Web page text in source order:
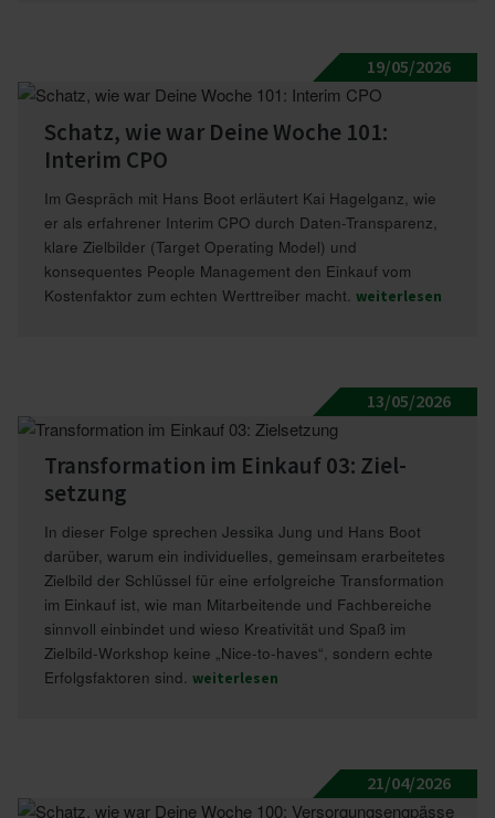
19/05/2026
Schatz, wie war Deine Woche 101:
Interim CPO
Im Gespräch mit Hans Boot erläutert Kai Hagelganz, wie
er als erfahrener Interim CPO durch Daten-Transparenz,
klare Zielbilder (Target Operating Model) und
konsequentes People Management den Einkauf vom
Kostenfaktor zum echten Werttreiber macht. weiterlesen
13/05/2026
Trans­for­mation im Einkauf 03: Ziel­
setzung
In dieser Folge sprechen Jessika Jung und Hans Boot
darüber, warum ein individuelles, gemeinsam erarbeitetes
Zielbild der Schlüssel für eine erfolgreiche Transformation
im Einkauf ist, wie man Mitarbeitende und Fachbereiche
sinnvoll einbindet und wieso Kreativität und Spaß im
Zielbild-Workshop keine „Nice-to-haves“, sondern echte
Erfolgsfaktoren sind. weiterlesen
21/04/2026